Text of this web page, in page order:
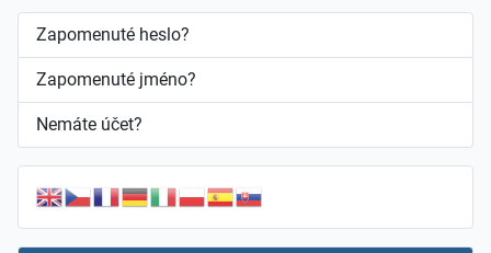
Zapomenuté heslo?
Zapomenuté jméno?
Nemáte účet?